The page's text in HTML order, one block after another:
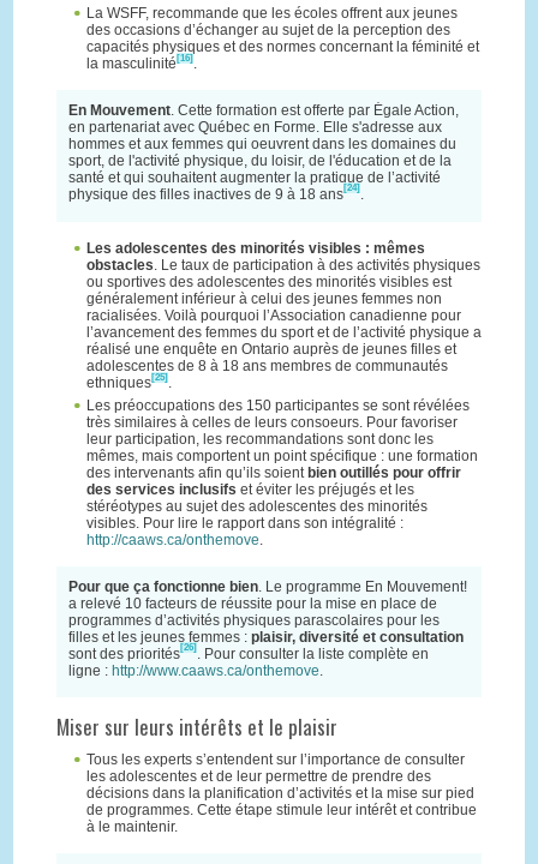
La WSFF, recommande que les écoles offrent aux jeunes
des occasions d’échanger au sujet de la perception des
capacités physiques et des normes concernant la féminité et
la masculinité [16] .
En Mouvement. Cette formation est offerte par Égale Action,
en partenariat avec Québec en Forme. Elle s'adresse aux
hommes et aux femmes qui oeuvrent dans les domaines du
sport, de l'activité physique, du loisir, de l'éducation et de la
santé et qui souhaitent augmenter la pratique de l’activité
physique des filles inactives de 9 à 18 ans[24] .
Les adolescentes des minorités visibles : mêmes
obstacles . Le taux de participation à des activités physiques
ou sportives des adolescentes des minorités visibles est
généralement inférieur à celui des jeunes femmes non
racialisées. Voilà pourquoi l’Association canadienne pour
l’avancement des femmes du sport et de l’activité physique a
réalisé une enquête en Ontario auprès de jeunes filles et
adolescentes de 8 à 18 ans membres de communautés
ethniques[25] .
Les préoccupations des 150 participantes se sont révélées
très similaires à celles de leurs consoeurs. Pour favoriser
leur participation, les recommandations sont donc les
mêmes, mais comportent un point spécifique : une formation
des intervenants afin qu’ils soient bien outillés pour offrir
des services inclusifs et éviter les préjugés et les
stéréotypes au sujet des adolescentes des minorités
visibles. Pour lire le rapport dans son intégralité :
http://caaws.ca/onthemove
Pour que ça fonctionne bien. Le programme En Mouvement!
a relevé 10 facteurs de réussite pour la mise en place de
programmes d’activités physiques parascolaires pour les
filles et les jeunes femmes : plaisir, diversité et consultation
sont des priorités[26] . Pour consulter la liste complète en
ligne : http://www.caaws.ca/onthemove.
Miser sur leurs intérêts et le plaisir
Tous les experts s’entendent sur l’importance de consulter
les adolescentes et de leur permettre de prendre des
décisions dans la planification d’activités et la mise sur pied
de programmes. Cette étape stimule leur intérêt et contribue
à le maintenir.